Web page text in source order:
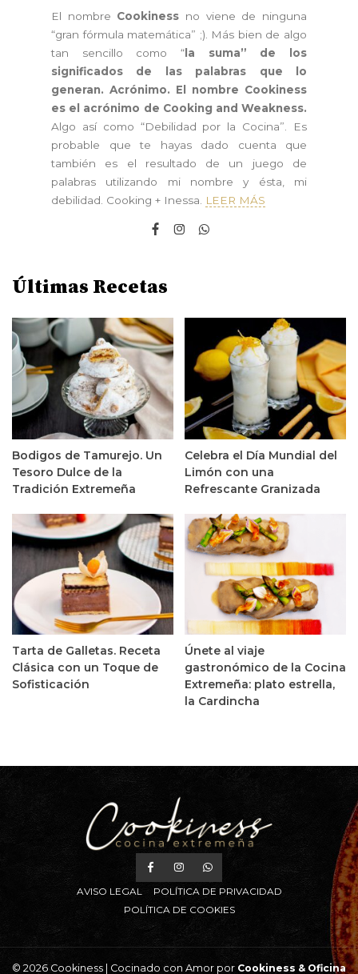
El nombre Cookiness no viene de ninguna
“gran fórmula matemática” ;). Más bien de algo
tan sencillo como “ la suma” de los
significados de las palabras que lo
generan. Acrónimo. El nombre Cookiness
es el acrónimo de Cooking and Weakness.
Algo así como “Debilidad por la Cocina”. Es
probable que te hayas dado cuenta que
también es el resultado de un juego de
palabras utilizando mi nombre y ésta, mi
debilidad. Cooking + Inessa. LEER MÁS
Últimas Recetas
Bodigos de Tamurejo. Un
Tesoro Dulce de la
Tradición Extremeña
Celebra el Día Mundial del
Limón con una
Refrescante Granizada
Tarta de Galletas. Receta
Clásica con un Toque de
Sofisticación
Únete al viaje
gastronómico de la Cocina
Extremeña: plato estrella,
la Cardincha
AVISO LEGAL
POLÍTICA DE PRIVACIDAD
POLÍTICA DE COOKIES
© 2026 Cookiness | Cocinado con Amor por Cookiness & Oficina